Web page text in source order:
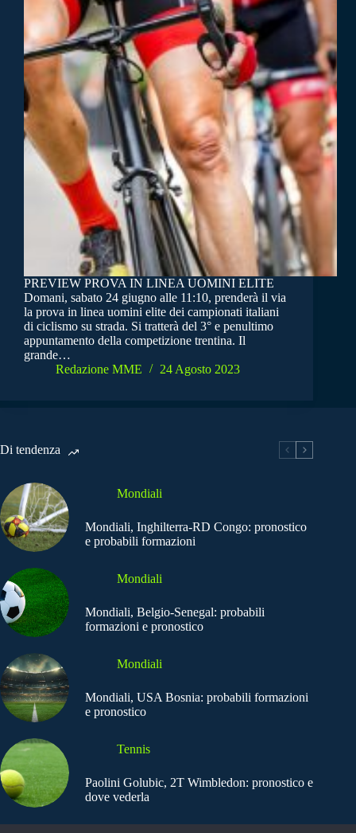
PREVIEW PROVA IN LINEA UOMINI ELITE
Domani, sabato 24 giugno alle 11:10, prenderà il via
la prova in linea uomini elite dei campionati italiani
di ciclismo su strada. Si tratterà del 3° e penultimo
appuntamento della competizione trentina. Il
grande…
Redazione MME
24 Agosto 2023
Di tendenza
Mondiali
Mondiali, Inghilterra-RD Congo: pronostico
e probabili formazioni
Mondiali
Mondiali, Belgio-Senegal: probabili
formazioni e pronostico
Mondiali
Mondiali, USA Bosnia: probabili formazioni
e pronostico
Tennis
Paolini Golubic, 2T Wimbledon: pronostico e
dove vederla